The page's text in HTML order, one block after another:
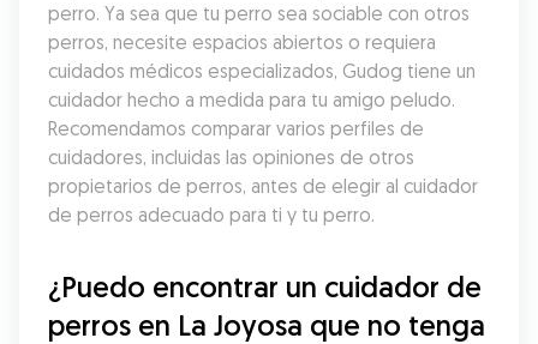
perro. Ya sea que tu perro sea sociable con otros
perros, necesite espacios abiertos o requiera
cuidados médicos especializados, Gudog tiene un
cuidador hecho a medida para tu amigo peludo.
Recomendamos comparar varios perfiles de
cuidadores, incluidas las opiniones de otros
propietarios de perros, antes de elegir al cuidador
de perros adecuado para ti y tu perro.
¿Puedo encontrar un cuidador de
perros en La Joyosa que no tenga